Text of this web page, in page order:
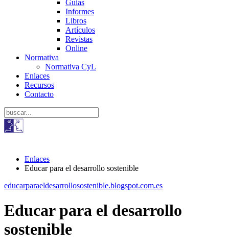
Guías
Informes
Libros
Artículos
Revistas
Online
Normativa
Normativa CyL
Enlaces
Recursos
Contacto
Enlaces
Educar para el desarrollo sostenible
educarparaeldesarrollosostenible.blogspot.com.es
Educar para el desarrollo
sostenible